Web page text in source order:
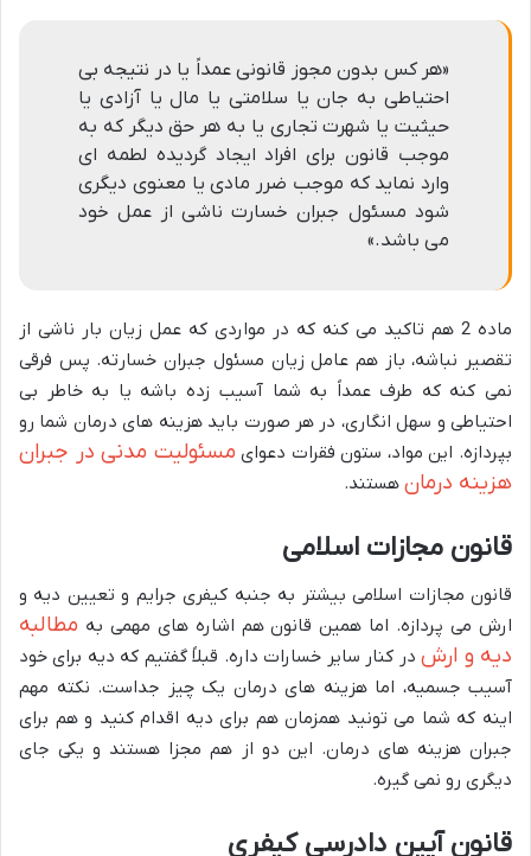
«هر کس بدون مجوز قانونی عمداً یا در نتیجه بی
احتیاطی به جان یا سلامتی یا مال یا آزادی یا
حیثیت یا شهرت تجاری یا به هر حق دیگر که به
موجب قانون برای افراد ایجاد گردیده لطمه ای
وارد نماید که موجب ضرر مادی یا معنوی دیگری
شود مسئول جبران خسارت ناشی از عمل خود
می باشد.»
ماده 2 هم تاکید می کنه که در مواردی که عمل زیان بار ناشی از
تقصیر نباشه، باز هم عامل زیان مسئول جبران خسارته. پس فرقی
نمی کنه که طرف عمداً به شما آسیب زده باشه یا به خاطر بی
احتیاطی و سهل انگاری، در هر صورت باید هزینه های درمان شما رو
بپردازه. این مواد، ستون فقرات دعوای مسئولیت مدنی در جبران
هزینه درمان هستند.
قانون مجازات اسلامی
قانون مجازات اسلامی بیشتر به جنبه کیفری جرایم و تعیین دیه و
ارش می پردازه. اما همین قانون هم اشاره های مهمی به مطالبه
دیه و ارشدر کنار سایر خسارات داره. قبلاً گفتیم که دیه برای خود
آسیب جسمیه، اما هزینه های درمان یک چیز جداست. نکته مهم
اینه که شما می تونید همزمان هم برای دیه اقدام کنید و هم برای
جبران هزینه های درمان. این دو از هم مجزا هستند و یکی جای
دیگری رو نمی گیره.
قانون آیین دادرسی کیفری